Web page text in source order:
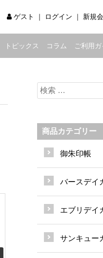
ゲスト ログイン 新規
トピックス コラム ご利用ガ
商品カテゴリー
御朱印帳
バースデイ
エブリデイ
サンキュー